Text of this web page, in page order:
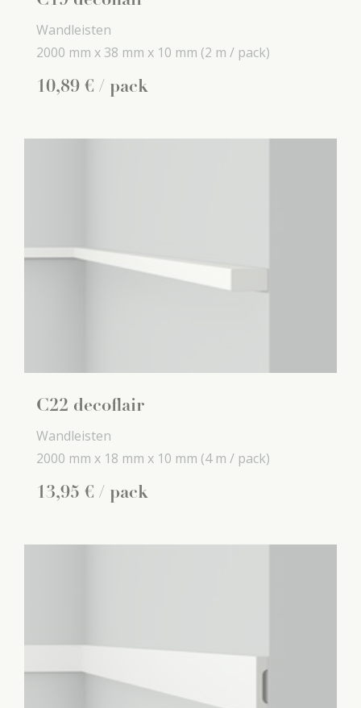
Wandleisten
2000 mm x 38 mm x 10 mm (2 m / pack)
10,89 € / pack
C22 decoflair
Wandleisten
2000 mm x 18 mm x 10 mm (4 m / pack)
13,95 € / pack